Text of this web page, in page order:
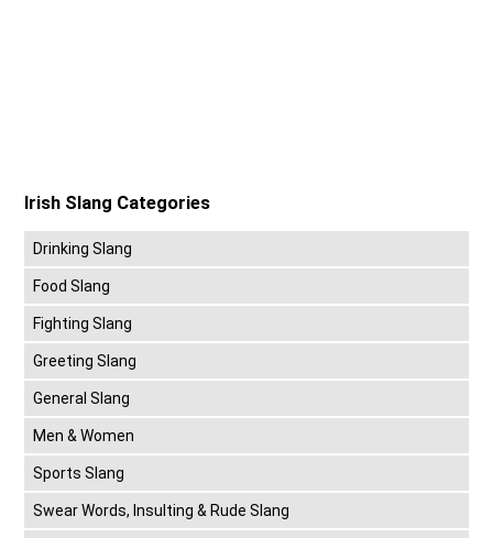
Irish Slang Categories
Drinking Slang
Food Slang
Fighting Slang
Greeting Slang
General Slang
Men & Women
Sports Slang
Swear Words, Insulting & Rude Slang